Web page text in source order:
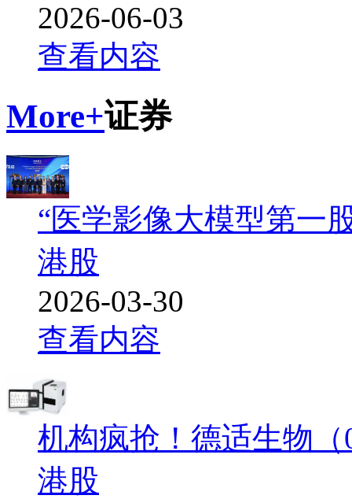
2026-06-03
查看内容
More+证券
“医学影像大模型第一
港股
2026-03-30
查看内容
机构疯抢！德适生物（
港股